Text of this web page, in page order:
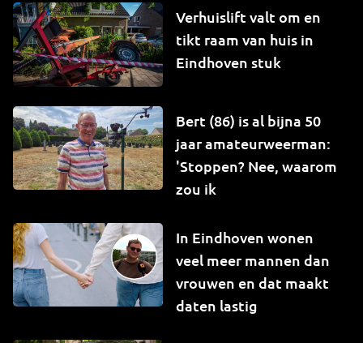
Verhuislift valt om en
tikt raam van huis in
Eindhoven stuk
Bert (86) is al bijna 50
jaar amateurweerman:
'Stoppen? Nee, waarom
zou ik
In Eindhoven wonen
veel meer mannen dan
vrouwen en dat maakt
daten lastig